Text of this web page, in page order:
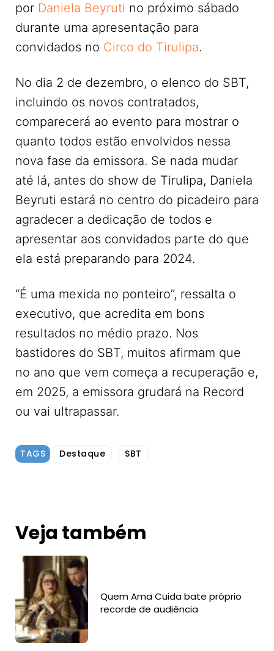
por Daniela Beyruti no próximo sábado
durante uma apresentação para
convidados no Circo do Tirulipa.
No dia 2 de dezembro, o elenco do SBT,
incluindo os novos contratados,
comparecerá ao evento para mostrar o
quanto todos estão envolvidos nessa
nova fase da emissora. Se nada mudar
até lá, antes do show de Tirulipa, Daniela
Beyruti estará no centro do picadeiro para
agradecer a dedicação de todos e
apresentar aos convidados parte do que
ela está preparando para 2024.
“É uma mexida no ponteiro”, ressalta o
executivo, que acredita em bons
resultados no médio prazo. Nos
bastidores do SBT, muitos afirmam que
no ano que vem começa a recuperação e,
em 2025, a emissora grudará na Record
ou vai ultrapassar.
TAGS Destaque SBT
Veja também
Quem Ama Cuida bate próprio
recorde de audiência